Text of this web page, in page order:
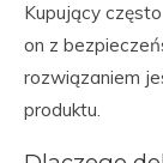
Kupujący
on z
rozwiązaniem
produktu.